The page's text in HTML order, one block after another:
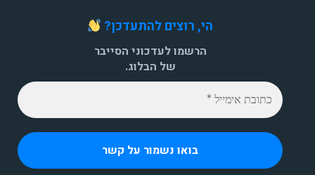
הי, רוצים להתעדכן?
הרשמו לעדכוני הסייבר
של הבלוג.